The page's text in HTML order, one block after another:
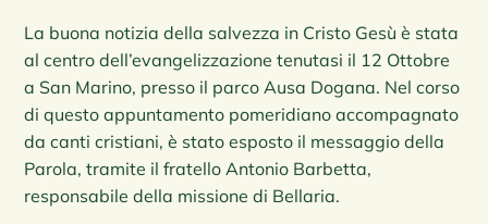
La buona notizia della salvezza in Cristo Gesù è stata
al centro dell’evangelizzazione tenutasi il 12 Ottobre
a San Marino, presso il parco Ausa Dogana. Nel corso
di questo appuntamento pomeridiano accompagnato
da canti cristiani, è stato esposto il messaggio della
Parola, tramite il fratello Antonio Barbetta,
responsabile della missione di Bellaria.